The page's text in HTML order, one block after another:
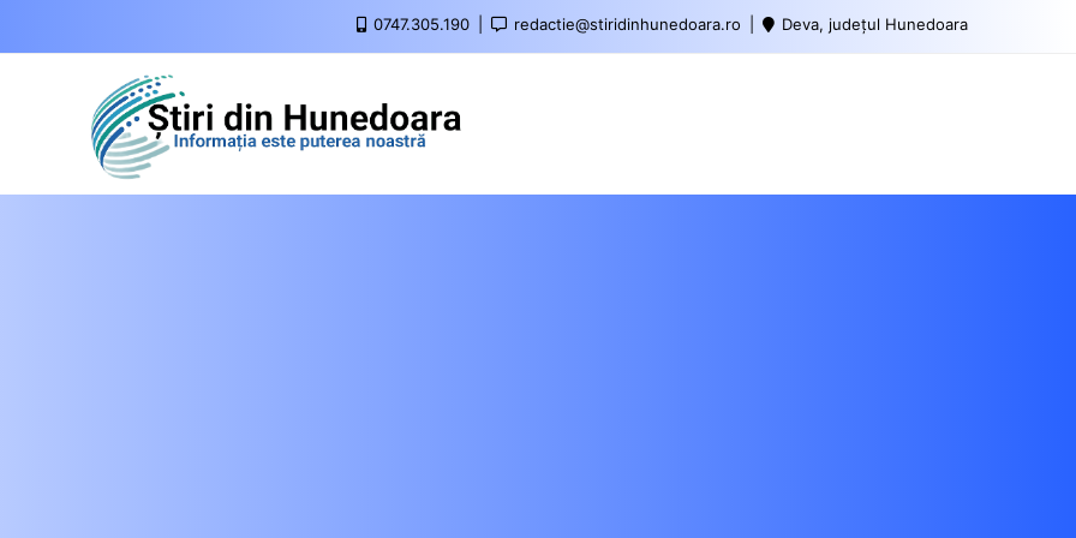
0747.305.190 redactie@stiridinhunedoara.ro Deva, județul Hunedoara